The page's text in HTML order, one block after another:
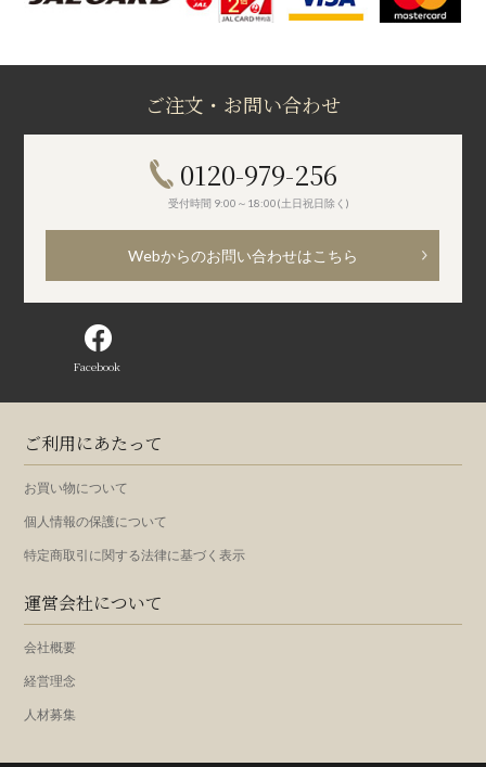
ご注文・お問い合わせ
0120-979-256
受付時間 9:00～18:00(土日祝日除く)
Webからのお問い合わせはこちら
Facebook
ご利用にあたって
お買い物について
個人情報の保護について
特定商取引に関する法律に基づく表示
運営会社について
会社概要
経営理念
人材募集